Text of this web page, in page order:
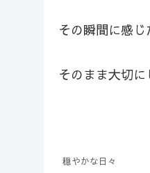
その瞬間に感じ
そのまま大切
穏やかな日々